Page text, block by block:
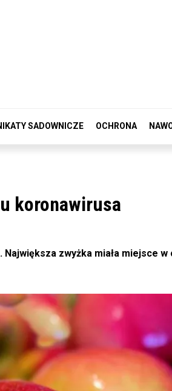
SADOWNICZE OCHRONA
koronawirusa
zwyżka miała miejsce